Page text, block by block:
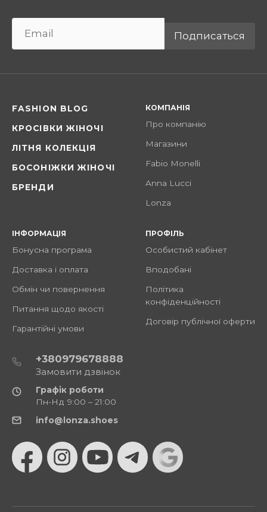
Подписаться
FASHION BLOG
КРОСІВКИ ЖІНОЧІ
ЛІТНЯ КОЛЕКЦІЯ
БОСОНІЖКИ ЖІНОЧІ
БРЕНДИ
КОМПАНІЯ
Про компанію
Магазини
Fabio Monelli
Anna Lucci
Lonza
ІНФОРМАЦІЯ
Бонусна програма
Доставка і оплата
Обмін чи повернення
Питання щодо якості
Гарантійні умови
ПРОФІЛЬ
Особистий кабінет
Вподобані
Політика
конфіденційності
Договір публічної оферти
+380979678888
Замовити дзвінок
Графік роботи
Пн-Нд 9:00 – 21:00
info@lonza.shoes